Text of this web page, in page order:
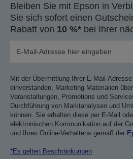
Bleiben Sie mit Epson in
Sie sich sofort einen
Rabatt von 10 %* bei Ihrer
Mit der Übermittlung Ihrer E-Mail-
einverstanden, Marketing-Materialien
Veranstaltungen, Promotions und
Durchführung von Marktanalysen und
können. Sie erhalten diese per E-Mail
elektronischen Kommunikation auf der
und Ihres Online-Verhaltens gemäß der
*Es gelten Beschränkungen